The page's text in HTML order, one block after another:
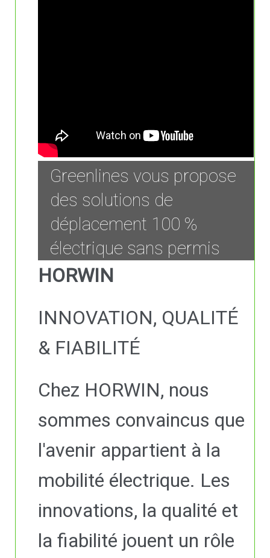
Greenlines vous propose
des solutions de
déplacement 100 %
électrique sans permis
HORWIN
INNOVATION, QUALITÉ
& FIABILITÉ
Chez HORWIN, nous
sommes convaincus que
l'avenir appartient à la
mobilité électrique. Les
innovations, la qualité et
la fiabilité jouent un rôle